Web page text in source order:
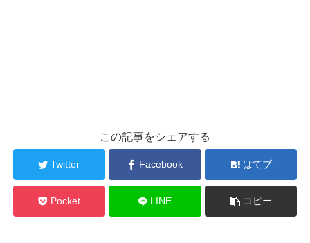
この記事をシェアする
Twitter Facebook はてブ
Pocket LINE コピー